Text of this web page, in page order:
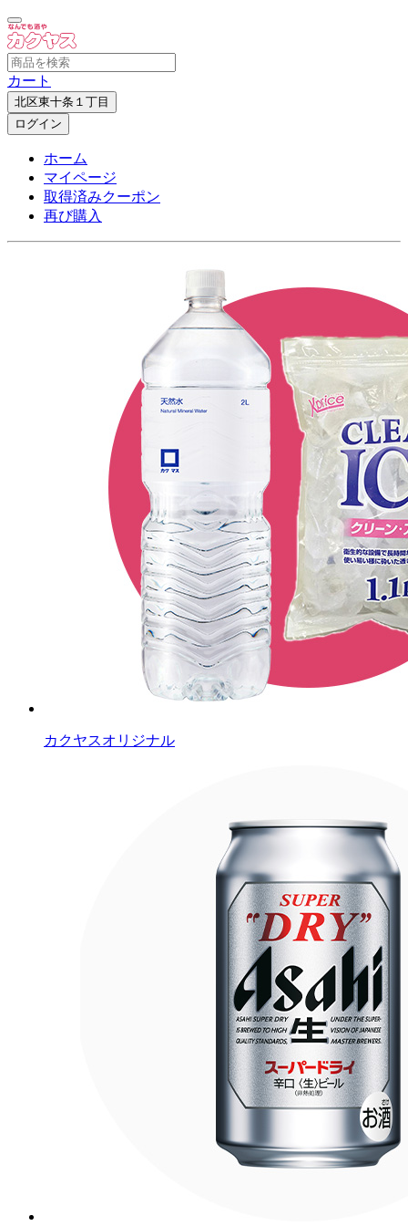
カート
北区東十条１丁目
ログイン
ホーム
マイページ
取得済みクーポン
再び購入
カクヤスオリジナル